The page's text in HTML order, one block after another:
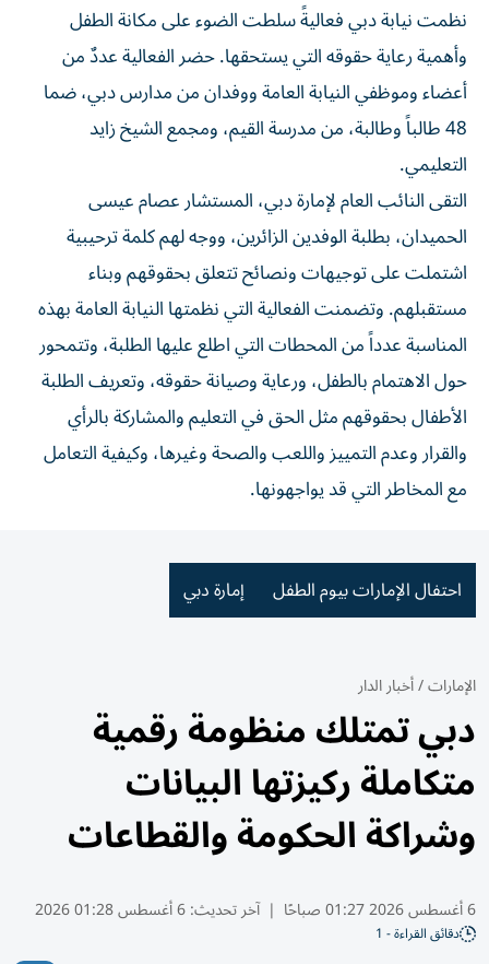
نظمت نيابة دبي فعاليةً سلطت الضوء على مكانة الطفل
وأهمية رعاية حقوقه التي يستحقها. حضر الفعالية عددٌ من
أعضاء وموظفي النيابة العامة ووفدان من مدارس دبي، ضما
48 طالباً وطالبة، من مدرسة القيم، ومجمع الشيخ زايد
التعليمي.
التقى النائب العام لإمارة دبي، المستشار عصام عيسى
الحميدان، بطلبة الوفدين الزائرين، ووجه لهم كلمة ترحيبية
اشتملت على توجيهات ونصائح تتعلق بحقوقهم وبناء
مستقبلهم. وتضمنت الفعالية التي نظمتها النيابة العامة بهذه
المناسبة عدداً من المحطات التي اطلع عليها الطلبة، وتتمحور
حول الاهتمام بالطفل، ورعاية وصيانة حقوقه، وتعريف الطلبة
الأطفال بحقوقهم مثل الحق في التعليم والمشاركة بالرأي
والقرار وعدم التمييز واللعب والصحة وغيرها، وكيفية التعامل
مع المخاطر التي قد يواجهونها.
احتفال الإمارات بيوم الطفل إمارة دبي
الإمارات/أخبار الدار
دبي تمتلك منظومة رقمية
متكاملة ركيزتها البيانات
وشراكة الحكومة والقطاعات
6 أغسطس 2026 01:27 صباحًا | آخر تحديث:6 أغسطس 01:28 2026
دقائق القراءة - 1